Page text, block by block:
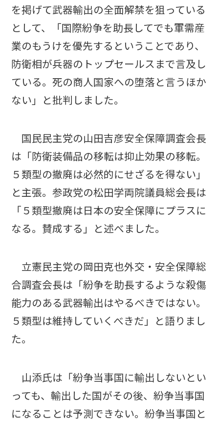
を掲げて武器輸出の全面解禁を狙っている
として、「国際紛争を助長してでも軍需産
業のもうけを優先するということであり、
防衛相が兵器のトップセールスまで言及し
ている。死の商人国家への堕落と言うほか
ない」と批判しました。
国民民主党の山田吉彦安全保障調査会長
は「防衛装備品の移転は抑止効果の移転。
５類型の撤廃は必然的にせざるを得ない」
と主張。参政党の松田学両院議員総会長は
「５類型撤廃は日本の安全保障にプラスに
なる。賛成する」と述べました。
立憲民主党の岡田克也外交・安全保障総
合調査会長は「紛争を助長するような殺傷
能力のある武器輸出はやるべきではない。
５類型は維持していくべきだ」と語りまし
た。
山添氏は「紛争当事国に輸出しないとい
っても、輸出した国がその後、紛争当事国
になることは予測できない。紛争当事国と